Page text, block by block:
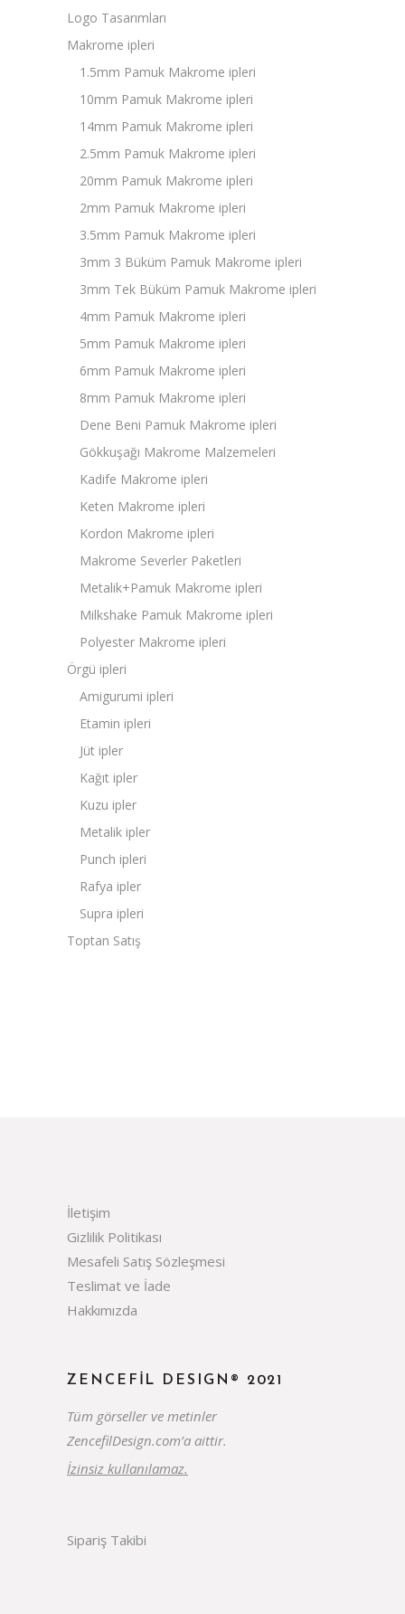
Logo Tasarımları
Makrome ipleri
1.5mm Pamuk Makrome ipleri
10mm Pamuk Makrome ipleri
14mm Pamuk Makrome ipleri
2.5mm Pamuk Makrome ipleri
20mm Pamuk Makrome ipleri
2mm Pamuk Makrome ipleri
3.5mm Pamuk Makrome ipleri
3mm 3 Büküm Pamuk Makrome ipleri
3mm Tek Büküm Pamuk Makrome ipleri
4mm Pamuk Makrome ipleri
5mm Pamuk Makrome ipleri
6mm Pamuk Makrome ipleri
8mm Pamuk Makrome ipleri
Dene Beni Pamuk Makrome ipleri
Gökkuşağı Makrome Malzemeleri
Kadife Makrome ipleri
Keten Makrome ipleri
Kordon Makrome ipleri
Makrome Severler Paketleri
Metalik+Pamuk Makrome ipleri
Milkshake Pamuk Makrome ipleri
Polyester Makrome ipleri
Örgü ipleri
Amigurumi ipleri
Etamin ipleri
Jüt ipler
Kağıt ipler
Kuzu ipler
Metalik ipler
Punch ipleri
Rafya ipler
Supra ipleri
Toptan Satış
İletişim
Gizlilik Politikası
Mesafeli Satış Sözleşmesi
Teslimat ve İade
Hakkımızda
ZENCEFIL DESIGN® 2021
Tüm görseller ve metinler
ZencefilDesign.com’a aittir.
İzinsiz kullanılamaz.
Sipariş Takibi